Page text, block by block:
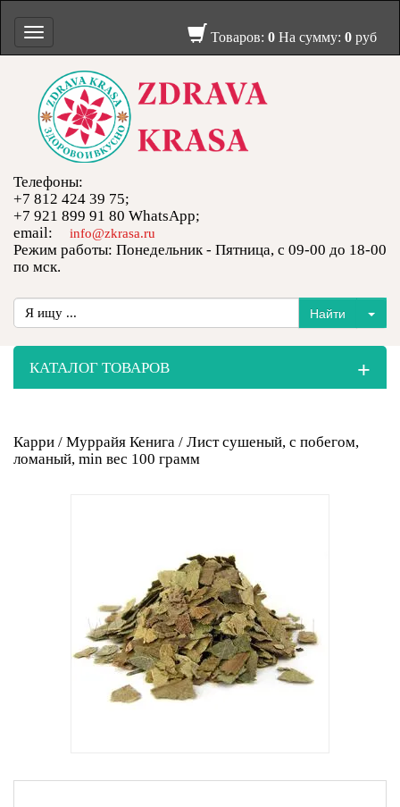
Товаров: 0 На сумму: 0 руб
Toggle
navigation
Телефоны:
+7 812 424 39 75;
+7 921 899 91 80 WhatsApp;
email:
info@zkrasa.ru
Режим работы: Понедельник - Пятница, с 09-00 до 18-00
по мск.
КАТАЛОГ ТОВАРОВ +
Карри / Муррайя Кенига / Лист сушеный, с побегом,
ломаный, min вес 100 грамм